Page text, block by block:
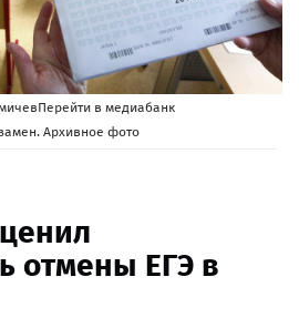
в медиабанк
Архивное фото
отмены ЕГЭ в